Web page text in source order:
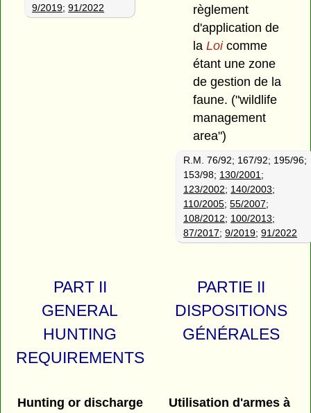
9/2019;91/2022
règlement
d'application de
la Loicomme
étant une zone
de gestion de la
faune. ("wildlife
management
area")
R.M. 76/92; 167/92; 195/96;
153/98; 130/2001;
123/2002; 140/2003;
110/2005;55/2007;
108/2012; 100/2013;
87/2017;9/2019;91/2022
PART II
GENERAL
HUNTING
REQUIREMENTS
PARTIE II
DISPOSITIONS
GÉNÉRALES
Hunting or discharge
Utilisation d'armes à